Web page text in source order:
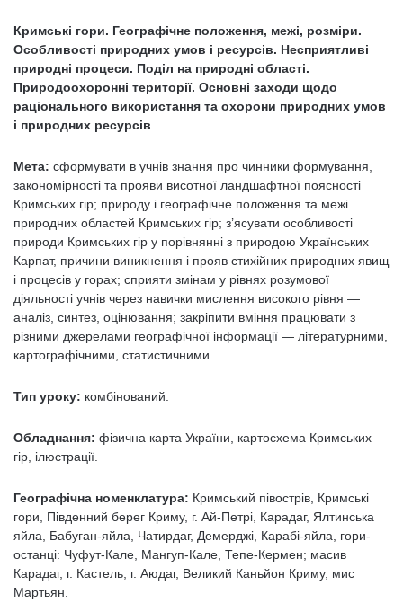
Кримські гори. Географічне положення, межі, розміри.
Особливості природних умов і ресурсів. Несприятливі
природні процеси. Поділ на природні області.
Природоохоронні території. Основні заходи щодо
раціонального використання та охорони природних умов
і природних ресурсів
Мета: сформувати в учнів знання про чинники формування,
за­кономірності та прояви висотної ландшафтної поясності
Кримських гір; природу і географічне положення та межі
природних областей Кримських гір; з’ясувати особливості
природи Кримських гір у по­рівнянні з природою Українських
Карпат, причини виникнення і про­яв стихійних природних явищ
і процесів у горах; сприяти змінам у рівнях розумової
діяльності учнів через навички мислення високого рівня —
аналіз, синтез, оцінювання; закріпити вміння працювати з
різними джерелами географічної інформації — літературними,
карто­графічними, статистичними.
Тип уроку: комбінований.
Обладнання: фізична карта України, картосхема Кримських
гір, ілюстрації.
Географічна номенклатура: Кримський півострів, Кримські
гори, Південний берег Криму, г. Ай-Петрі, Карадаг, Ялтинська
яйла, Ба­буган-яйла, Чатирдаг, Демерджі, Карабі-яйла, гори-
останці: Чуфут-Кале, Мангуп-Кале, Тепе-Кермен; масив
Карадаг, г. Кастель, г. Аюдаг, Великий Каньйон Криму, мис
Мартьян.